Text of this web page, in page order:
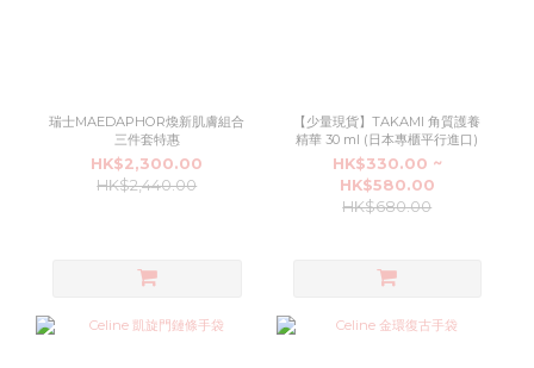
瑞士MAEDAPHOR煥新肌膚組合
三件套特惠
HK$2,300.00
HK$2,440.00
【少量現貨】TAKAMI 角質護養
精華 30 ml (日本專櫃平行進口)
HK$330.00 ~
HK$580.00
HK$680.00